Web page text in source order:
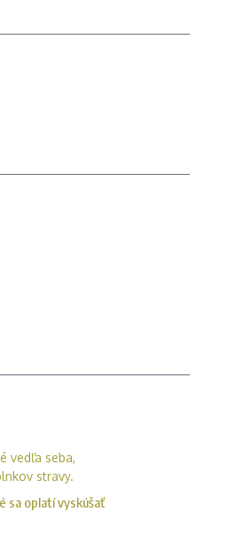
sa oplatí vyskúšať